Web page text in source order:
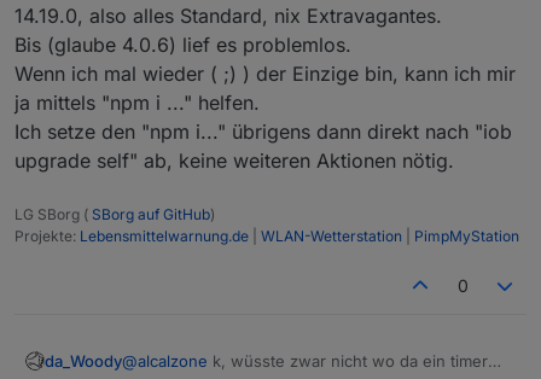
14.19.0, also alles Standard, nix Extravagantes.
Bis (glaube 4.0.6) lief es problemlos.
Wenn ich mal wieder ( ;) ) der Einzige bin, kann ich mir
ja mittels "npm i ..." helfen.
Ich setze den "npm i..." übrigens dann direkt nach "iob
upgrade self" ab, keine weiteren Aktionen nötig.
LG SBorg ( SBorg auf GitHub)
Projekte: Lebensmittelwarnung.de WLAN-Wetterstation PimpMyStation
0
da_Woody@alcalzone k, wüsste zwar nicht wo da ein timer